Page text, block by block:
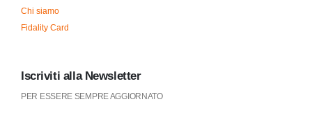
Chi siamo
Fidality Card
Iscriviti alla Newsletter
PER ESSERE SEMPRE AGGIORNATO